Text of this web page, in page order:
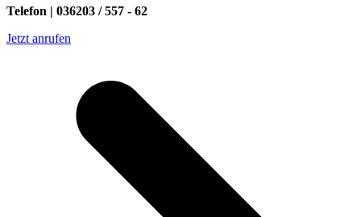
Telefon | 036203 / 557 - 62
Jetzt anrufen